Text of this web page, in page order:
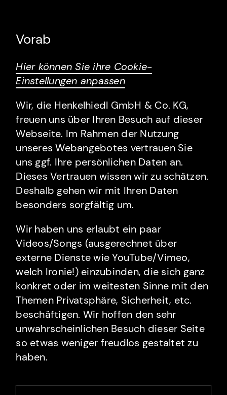
Vorab
Hier können Sie ihre Cookie-
Einstellungen anpassen
Wir, die Henkelhiedl GmbH & Co. KG,
freuen uns über Ihren Besuch auf dieser
Webseite. Im Rahmen der Nutzung
unseres Webangebotes vertrauen Sie
uns ggf. Ihre persönlichen Daten an.
Dieses Vertrauen wissen wir zu schätzen.
Deshalb gehen wir mit Ihren Daten
besonders sorgfältig um.
Wir haben uns erlaubt ein paar
Videos/Songs (ausgerechnet über
externe Dienste wie YouTube/Vimeo,
welch Ironie!) einzubinden, die sich ganz
konkret oder im weitesten Sinne mit den
Themen Privatsphäre, Sicherheit, etc.
beschäftigen. Wir hoffen den sehr
unwahrscheinlichen Besuch dieser Seite
so etwas weniger freudlos gestaltet zu
haben.